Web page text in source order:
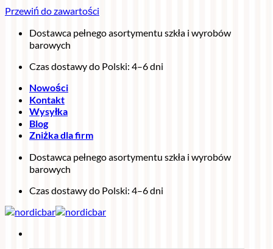
Przewiń do zawartości
Dostawca pełnego asortymentu szkła i wyrobów
barowych
Czas dostawy do Polski: 4–6 dni
Nowości
Kontakt
Wysyłka
Blog
Zniżka dla firm
Dostawca pełnego asortymentu szkła i wyrobów
barowych
Czas dostawy do Polski: 4–6 dni